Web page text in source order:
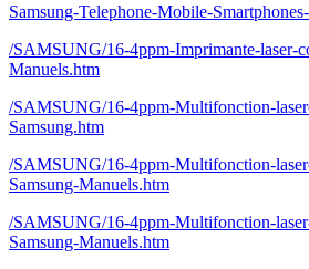
Samsung-Telephone-Mobile-
/SAMSUNG/16-4ppm-Imprimante-laser-
Manuels.htm
/SAMSUNG/16-4ppm-Multifonction-
Samsung.htm
/SAMSUNG/16-4ppm-Multifonction-
Samsung-Manuels.htm
/SAMSUNG/16-4ppm-Multifonction-
Samsung-Manuels.htm